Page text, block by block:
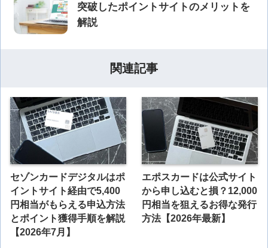
突破したポイントサイトのメリットを
解説
関連記事
セゾンカードデジタルはポ
イントサイト経由で5,400
円相当がもらえる申込方法
とポイント獲得手順を解説
【2026年7月】
エポスカードは公式サイト
から申し込むと損？12,000
円相当を狙えるお得な発行
方法【2026年最新】